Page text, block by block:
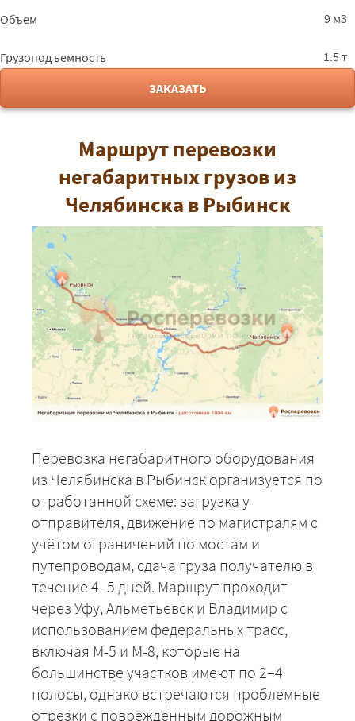
Объем 9 м3
Грузоподъемность
1.5 т
ЗАКАЗАТЬ
Маршрут перевозки
негабаритных грузов из
Челябинска в Рыбинск
Перевозка негабаритного оборудования
из Челябинска в Рыбинск организуется по
отработанной схеме: загрузка у
отправителя, движение по магистралям с
учётом ограничений по мостам и
путепроводам, сдача груза получателю в
течение 4–5 дней. Маршрут проходит
через Уфу, Альметьевск и Владимир с
использованием федеральных трасс,
включая М-5 и М-8, которые на
большинстве участков имеют по 2–4
полосы, однако встречаются проблемные
отрезки с повреждённым дорожным